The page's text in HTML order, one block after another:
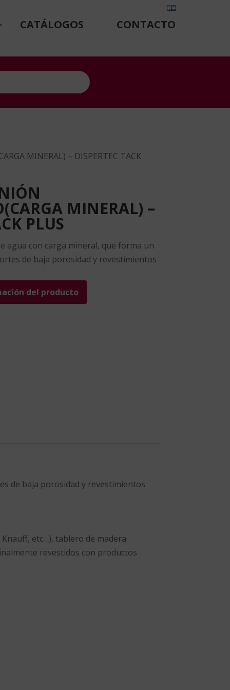
CATÁLOGOS CONTACTO
MINERAL) – DISPERTEC TACK
MINERAL) –
PLUS
agua con carga mineral, que forma un
de baja porosidad y revestimientos
del producto
de baja porosidad y revestimientos
etc…), tablero de madera
revestidos con productos